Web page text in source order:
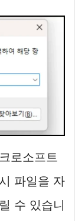
로소프트
파일을 자
수 있습니